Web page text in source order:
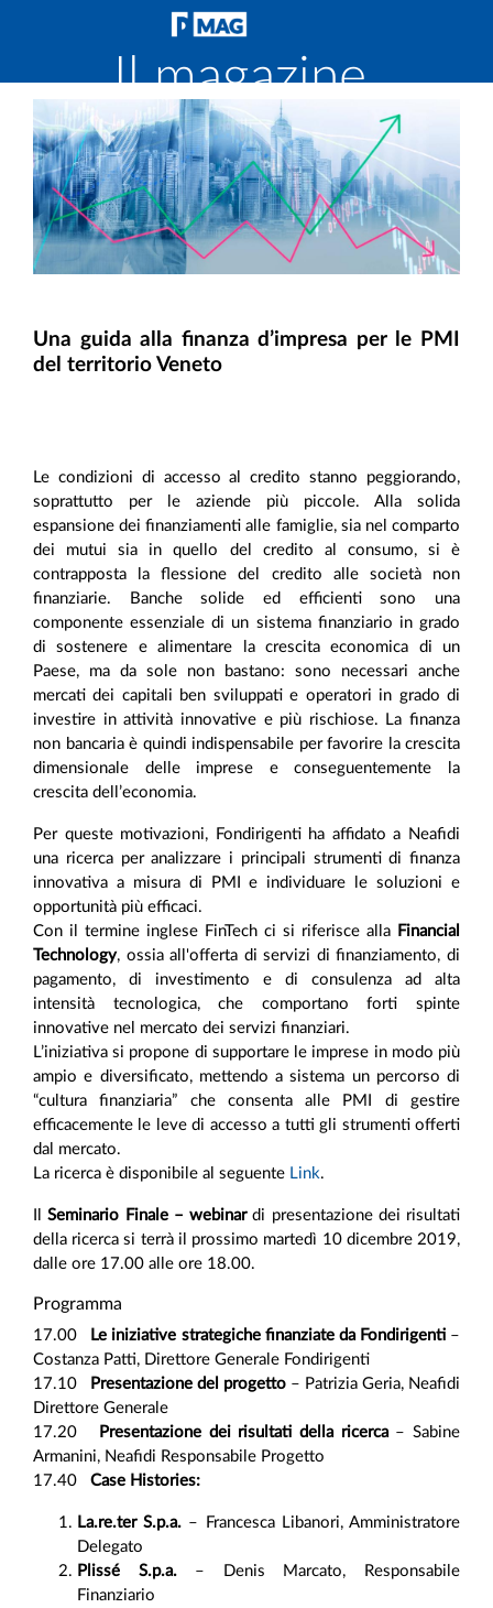
Il magazine
di
Fondirigenti
Una guida alla finanza d’impresa per le PMI
del territorio Veneto
Le condizioni di accesso al credito stanno peggiorando,
soprattutto per le aziende più piccole. Alla solida
espansione dei finanziamenti alle famiglie, sia nel comparto
dei mutui sia in quello del credito al consumo, si è
contrapposta la flessione del credito alle società non
finanziarie. Banche solide ed efficienti sono una
componente essenziale di un sistema finanziario in grado
di sostenere e alimentare la crescita economica di un
Paese, ma da sole non bastano: sono necessari anche
mercati dei capitali ben sviluppati e operatori in grado di
investire in attività innovative e più rischiose. La finanza
non bancaria è quindi indispensabile per favorire la crescita
dimensionale delle imprese e conseguentemente la
crescita dell’economia.
Per queste motivazioni, Fondirigenti ha affidato a Neafidi
una ricerca per analizzare i principali strumenti di finanza
innovativa a misura di PMI e individuare le soluzioni e
opportunità più efficaci.
Con il termine inglese FinTech ci si riferisce alla Financial
Technology, ossia all'offerta di servizi di finanziamento, di
pagamento, di investimento e di consulenza ad alta
intensità tecnologica, che comportano forti spinte
innovative nel mercato dei servizi finanziari.
L’iniziativa si propone di supportare le imprese in modo più
ampio e diversificato, mettendo a sistema un percorso di
“cultura finanziaria” che consenta alle PMI di gestire
efficacemente le leve di accesso a tutti gli strumenti offerti
dal mercato.
La ricerca è disponibile al seguente Link.
IlSeminario Finale – webinardi presentazione dei risultati
della ricerca si terrà il prossimo martedì 10 dicembre 2019,
dalle ore 17.00 alle ore 18.00.
Programma
17.00 Le iniziative strategiche finanziate da Fondirigenti–
Costanza Patti, Direttore Generale Fondirigenti
17.10
Presentazione del progetto – Patrizia Geria, Neafidi
Direttore Generale
17.20
Presentazione dei risultati della ricerca– Sabine
Armanini, Neafidi Responsabile Progetto
17.40 Case Histories:
La.re.ter S.p.a. – Francesca Libanori, Amministratore
Delegato
Plissé S.p.a.– Denis Marcato, Responsabile
Finanziario